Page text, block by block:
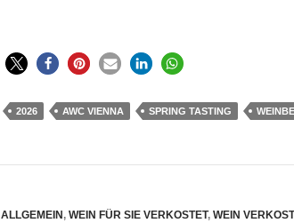
2026 AWC VIENNA SPRING TASTING
ALLGEMEIN , WEIN FÜR SIE VERKOSTET, WEIN